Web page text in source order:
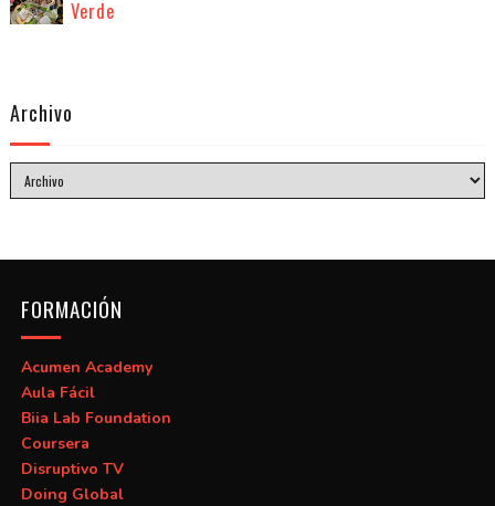
Verde
Archivo
FORMACIÓN
Acumen Academy
Aula Fácil
Biia Lab Foundation
Coursera
Disruptivo TV
Doing Global